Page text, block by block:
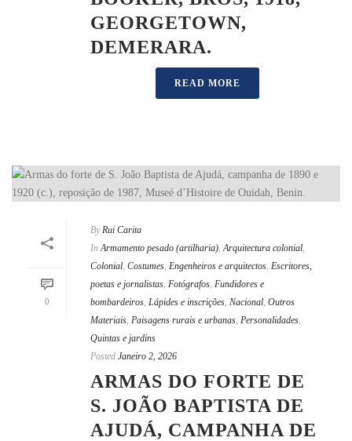
GEORGETOWN,
DEMERARA.
READ MORE
0
By Rui Carita
In Armamento pesado (artilharia),Arquitectura colonial,
Colonial, Costumes, Engenheiros e arquitectos, Escritores,
poetas e jornalistas, Fotógrafos, Fundidores e
bombardeiros, Lápides e inscrições, Nacional, Outros
Materiais, Paisagens rurais e urbanas, Personalidades,
Quintas e jardins
Posted Janeiro 2, 2026
ARMAS DO FORTE DE
S. JOÃO BAPTISTA DE
AJUDÁ, CAMPANHA DE